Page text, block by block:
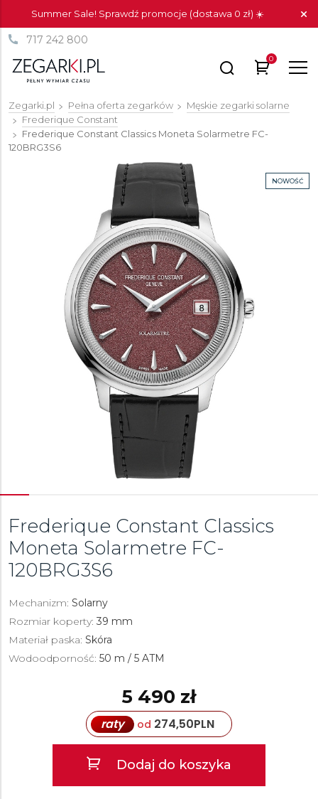
Summer Sale! Sprawdź promocje (dostawa 0 zł) ☀️
717 242 800
0
Zegarki.pl Pełna oferta zegarków
Męskie zegarki solarne
Frederique Constant
Frederique Constant Classics Moneta Solarmetre FC-
120BRG3S6
NOWOŚĆ
Frederique Constant Classics
Moneta Solarmetre FC-
120BRG3S6
Mechanizm: Solarny
Rozmiar koperty: 39 mm
Materiał paska: Skóra
Wodoodporność: 50 m / 5 ATM
5 490 zł
raty od 274,50PLN
Dodaj do koszyka